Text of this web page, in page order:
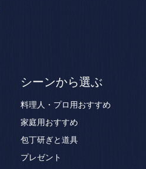
シーンから選ぶ
料理人・プロ用おすすめ
家庭用おすすめ
包丁研ぎと道具
プレゼント